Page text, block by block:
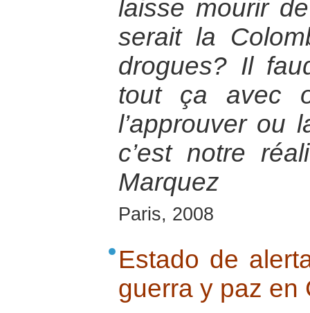
laisse mourir
serait la
drogues? Il
tout ça avec
l’approuver ou
c’est notre
Marquez
Paris, 2008
Estado de
guerra y paz en